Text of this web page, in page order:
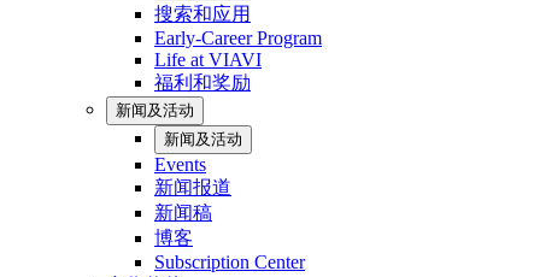
搜索和应用
Early-Career Program
Life at VIAVI
福利和奖励
新闻及活动
新闻及活动
Events
新闻报道
新闻稿
博客
Subscription Center